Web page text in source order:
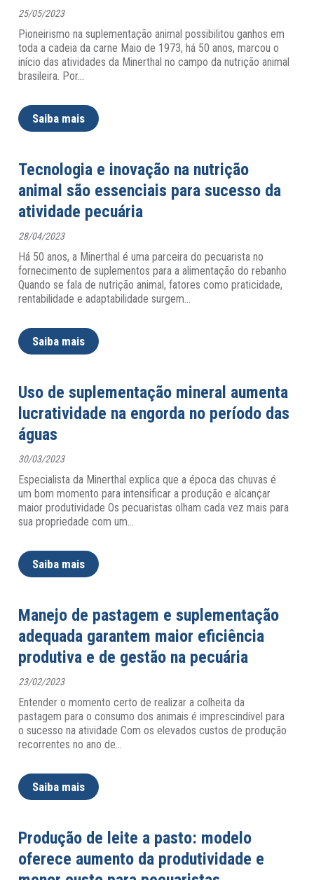
25/05/2023
Pioneirismo na suplementação animal possibilitou ganhos em
toda a cadeia da carne Maio de 1973, há 50 anos, marcou o
início das atividades da Minerthal no campo da nutrição animal
brasileira. Por…
Saiba mais
Tecnologia e inovação na nutrição
animal são essenciais para sucesso da
atividade pecuária
28/04/2023
Há 50 anos, a Minerthal é uma parceira do pecuarista no
fornecimento de suplementos para a alimentação do rebanho
Quando se fala de nutrição animal, fatores como praticidade,
rentabilidade e adaptabilidade surgem…
Saiba mais
Uso de suplementação mineral aumenta
lucratividade na engorda no período das
águas
30/03/2023
Especialista da Minerthal explica que a época das chuvas é
um bom momento para intensificar a produção e alcançar
maior produtividade Os pecuaristas olham cada vez mais para
sua propriedade com um…
Saiba mais
Manejo de pastagem e suplementação
adequada garantem maior eficiência
produtiva e de gestão na pecuária
23/02/2023
Entender o momento certo de realizar a colheita da
pastagem para o consumo dos animais é imprescindível para
o sucesso na atividade Com os elevados custos de produção
recorrentes no ano de…
Saiba mais
Produção de leite a pasto: modelo
oferece aumento da produtividade e